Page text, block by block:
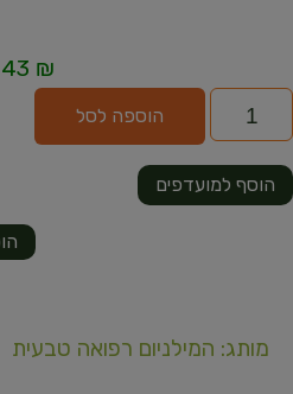
43 ₪
הוספה לסל
הוסף למועדפים
מותג: המילניום רפואה טבעית